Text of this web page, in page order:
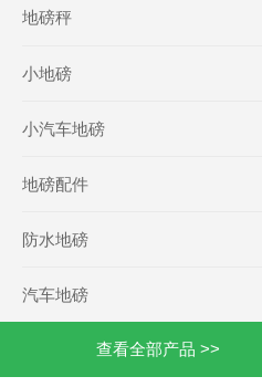
地磅秤
小地磅
小汽车地磅
地磅配件
防水地磅
汽车地磅
查看全部产品 >>